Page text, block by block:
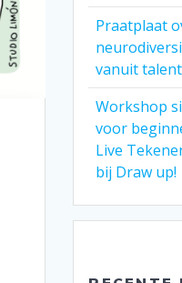
Praatplaat
vanuit talent
Workshop
voor
Live
bij Draw up!